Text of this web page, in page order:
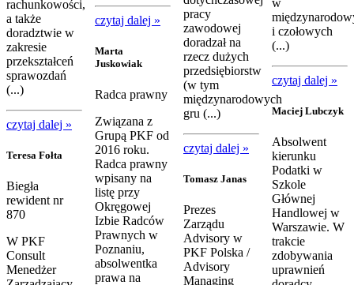
rachunkowości,
a także
doradztwie w
zakresie
przekształceń
sprawozdań
(...)
czytaj dalej »
Teresa Fołta
Biegła
rewident nr
870
W PKF
Consult
Menedżer
czytaj dalej »
Marta
Juskowiak
Radca prawny
Związana z
Grupą PKF od
2016 roku.
Radca prawny
wpisany na
listę przy
Okręgowej
Izbie Radców
Prawnych w
Poznaniu,
absolwentka
prawa na
pracy
zawodowej
doradzał na
rzecz dużych
przedsiębiorstw
(w tym
międzynarodowych
gru (...)
czytaj dalej »
Tomasz Janas
Prezes
Zarządu
Advisory w
PKF Polska /
Advisory
Managing
w
i czołowych
(...)
czytaj dalej »
Maciej Lubczyk
Absolwent
kierunku
Podatki w
Szkole
Głównej
Handlowej w
Warszawie. W
trakcie
zdobywania
uprawnień